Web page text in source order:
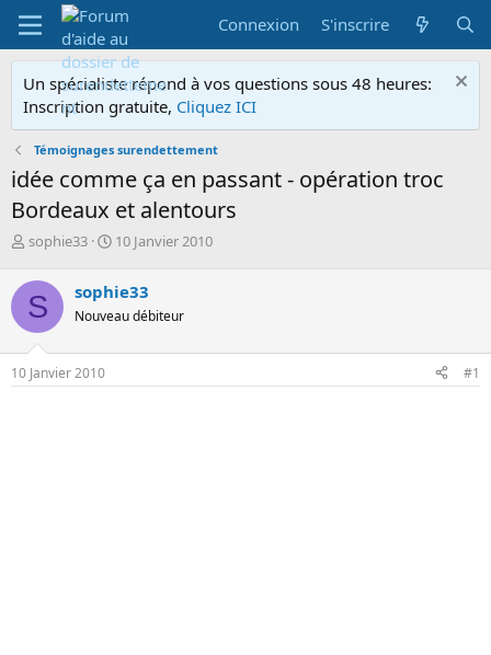
Connexion S'inscrire
Un spécialiste répond à vos questions sous 48 heures:
Inscription gratuite, Cliquez ICI
Témoignages surendettement
idée comme ça en passant - opération troc
Bordeaux et alentours
A
t
e
u
r
d
e
sophie33
D
e
d
d
10 Janvier 2010
S sophie33
Nouveau débiteur
10 Janvier 2010 #1